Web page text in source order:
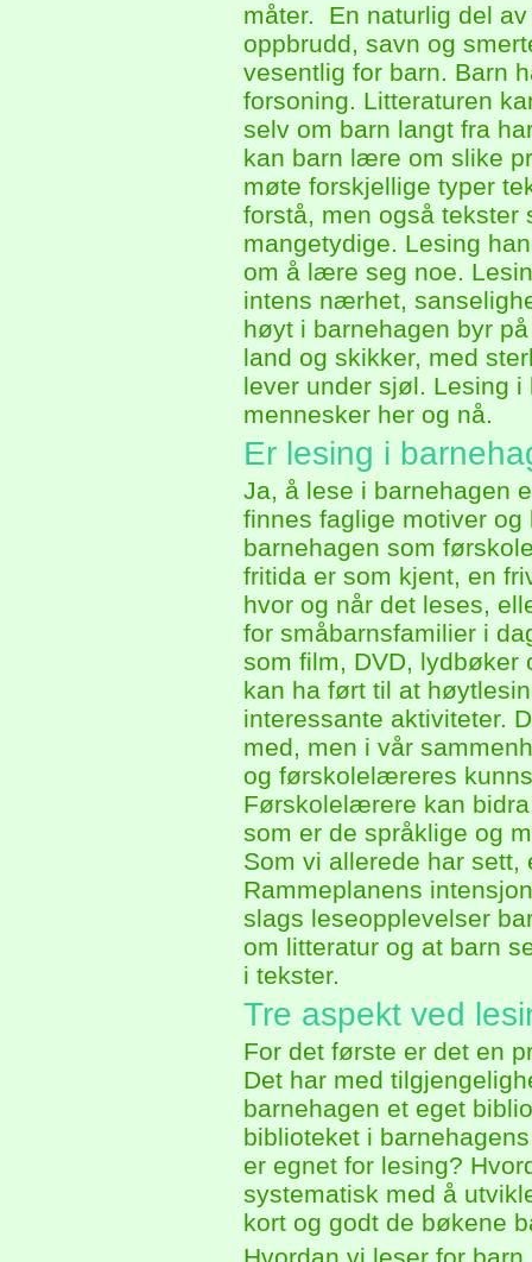
måter. En naturlig del
oppbrudd, savn og
vesentlig for barn. Barn
forsoning. Litteraturen
selv om barn langt fra
kan barn lære om slike
møte forskjellige typer
forstå, men også tekster
mangetydige. Lesing
om å lære seg noe.
intens nærhet,
høyt i barnehagen byr
land og skikker, med
lever under sjøl. Lesing
mennesker her og nå.
Er lesing i
Ja, å lese i barnehagen
finnes faglige motiver
barnehagen som
fritida er som kjent, en
hvor og når det leses,
for småbarnsfamilier i
som film, DVD, lydbøker
kan ha ført til at
interessante aktiviteter.
med, men i vår
og førskolelæreres
Førskolelærere kan
som er de språklige og
Som vi allerede har sett,
Rammeplanens
slags leseopplevelser
om litteratur og at barn
i tekster.
Tre aspekt ved
For det første er det en
Det har med
barnehagen et eget
biblioteket i
er egnet for lesing?
systematisk med å
kort og godt de bøkene